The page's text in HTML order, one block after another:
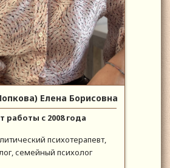
Елена Борисовна
работы с 2008 года
психотерапевт,
семейный психолог